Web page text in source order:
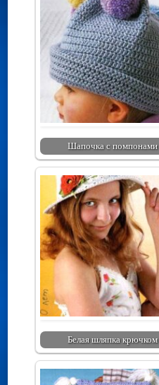
Шапочка с помпонами
Белая шляпка крючком